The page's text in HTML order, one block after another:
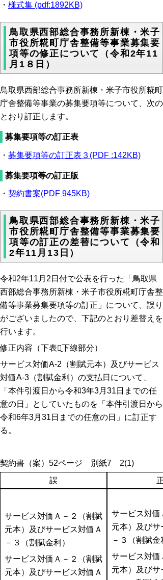
・ 様式集 (pdf:1892KB)
鳥取県西部総合事務所新棟・米子
市役所糀町庁舎整備等事業募集要
項等の修正について（令和2年11
月1８日）
鳥取県西部総合事務所新棟・米子市役所糀町
庁舎整備等事業の募集要項等について、次の
とおり訂正します。
募集要項等の訂正表
・ 募集要項等の訂正表３(PDF :142KB)
募集要項等の訂正版
・ 契約書案(PDF 945KB)
鳥取県西部総合事務所新棟・米子
市役所糀町庁舎整備等事業募集要
項等の訂正の差替について（令和
2年11月13日）
令和2年11月2日付で公表を行った「鳥取県
西部総合事務所新棟・米子市役所糀町庁舎整
備等事業募集要項等の訂正」について、誤り
がございましたので、下記のとおり差替えを
行います。
修正内容（下表の̠下線部分）
サービス対価A-2（割賦元本）及びサービス
対価A-3（割賦金利）の支払日について、
「本件引渡日から令和3年3月31日までの任
意の日」としていたものを「本件引渡日から
令和6年3月31日までの任意の日」に訂正す
る。
契約書（案）52ページ 別紙7 2(1)
誤
正
サービス対価Ａ－２（割賦
元本）及びサービス対価Ａ
－３（割賦金利）
サービス対価Ａ－２（割賦
元本）及びサービス対価Ａ
サービス対価
元本）及びサ
－３（割賦金
サービス対価
元本）及びサ